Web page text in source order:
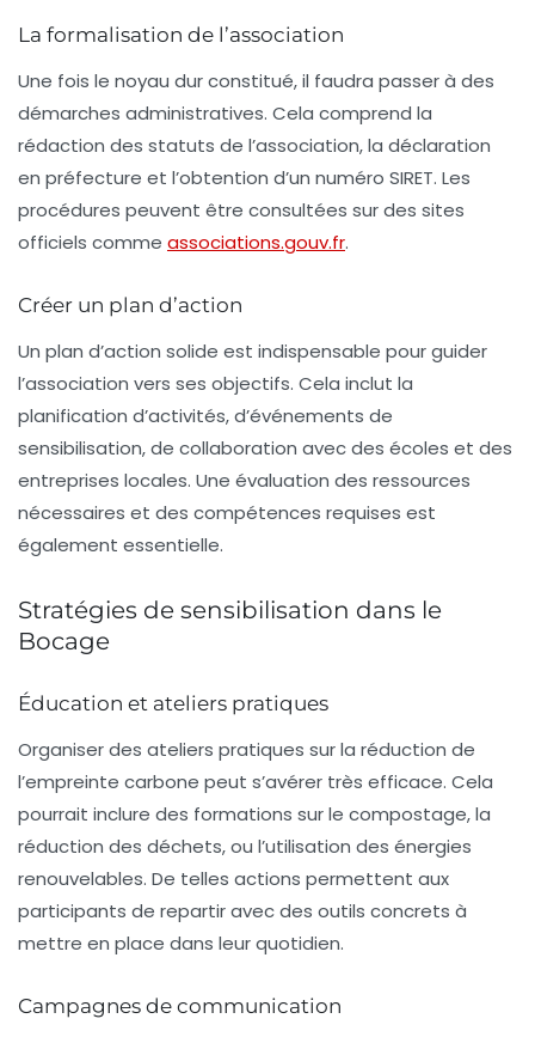
La formalisation de l’association
Une fois le noyau dur constitué, il faudra passer à des
démarches administratives. Cela comprend la
rédaction des statuts de l’association, la déclaration
en préfecture et l’obtention d’un numéro SIRET. Les
procédures peuvent être consultées sur des sites
officiels comme associations.gouv.fr.
Créer un plan d’action
Un plan d’action solide est indispensable pour guider
l’association vers ses objectifs. Cela inclut la
planification d’activités, d’événements de
sensibilisation, de collaboration avec des écoles et des
entreprises locales. Une évaluation des ressources
nécessaires et des compétences requises est
également essentielle.
Stratégies de sensibilisation dans le
Bocage
Éducation et ateliers pratiques
Organiser des ateliers pratiques sur la réduction de
l’empreinte carbone peut s’avérer très efficace. Cela
pourrait inclure des formations sur le compostage, la
réduction des déchets, ou l’utilisation des énergies
renouvelables. De telles actions permettent aux
participants de repartir avec des outils concrets à
mettre en place dans leur quotidien.
Campagnes de communication